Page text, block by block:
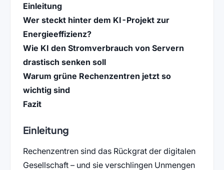
Einleitung
Wer steckt hinter dem KI-Projekt zur
Energieeffizienz?
Wie KI den Stromverbrauch von Servern
drastisch senken soll
Warum grüne Rechenzentren jetzt so
wichtig sind
Fazit
Einleitung
Rechenzentren sind das Rückgrat der digitalen
Gesellschaft – und sie verschlingen Unmengen